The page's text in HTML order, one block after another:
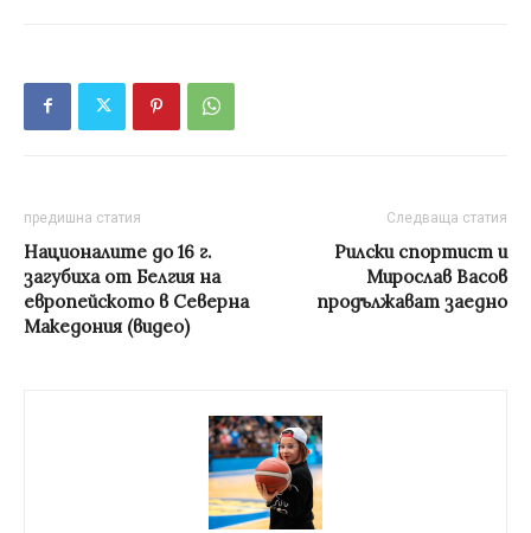
предишна статия
Националите до 16 г.
загубиха от Белгия на
европейското в Северна
Македония (видео)
Следваща статия
Рилски спортист и
Мирослав Васов
продължават заедно